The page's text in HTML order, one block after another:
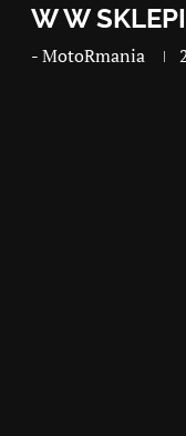
W W
-MotoRmania